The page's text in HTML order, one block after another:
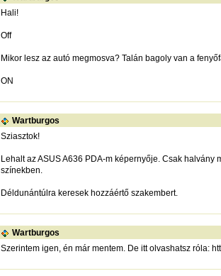
Hali!
Off
Mikor lesz az autó megmosva? Talán bagoly van a
ON
Wartburgos
Sziasztok!
Lehalt az ASUS A636 PDA-m képernyője. Csak
színekben.
Déldunántúlra keresek hozzáértő szakembert.
Wartburgos
Szerintem igen, én már mentem. De itt olvashatsz róla: